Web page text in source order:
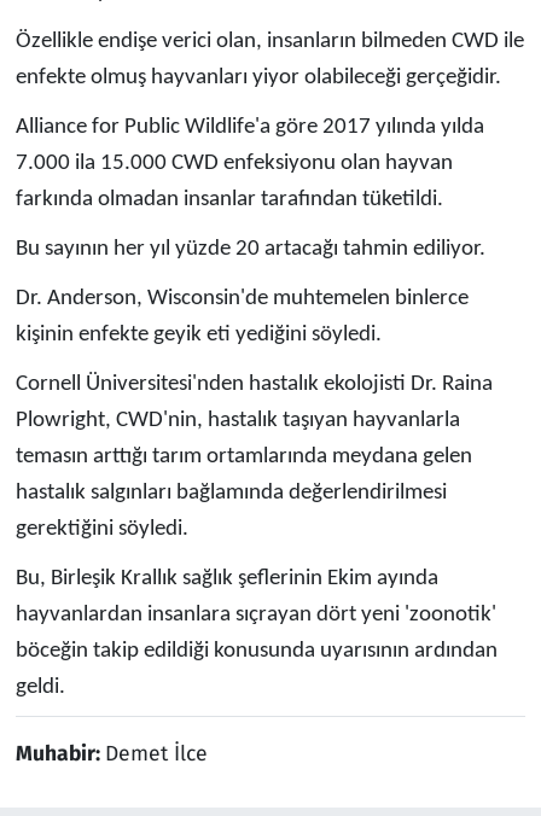
Özellikle endişe verici olan, insanların bilmeden CWD ile
enfekte olmuş hayvanları yiyor olabileceği gerçeğidir.
Alliance for Public Wildlife'a göre 2017 yılında yılda
7.000 ila 15.000 CWD enfeksiyonu olan hayvan
farkında olmadan insanlar tarafından tüketildi.
Bu sayının her yıl yüzde 20 artacağı tahmin ediliyor.
Dr. Anderson, Wisconsin'de muhtemelen binlerce
kişinin enfekte geyik eti yediğini söyledi.
Cornell Üniversitesi'nden hastalık ekolojisti Dr. Raina
Plowright, CWD'nin, hastalık taşıyan hayvanlarla
temasın arttığı tarım ortamlarında meydana gelen
hastalık salgınları bağlamında değerlendirilmesi
gerektiğini söyledi.
Bu, Birleşik Krallık sağlık şeflerinin Ekim ayında
hayvanlardan insanlara sıçrayan dört yeni 'zoonotik'
böceğin takip edildiği konusunda uyarısının ardından
geldi.
Muhabir: Demet İlce